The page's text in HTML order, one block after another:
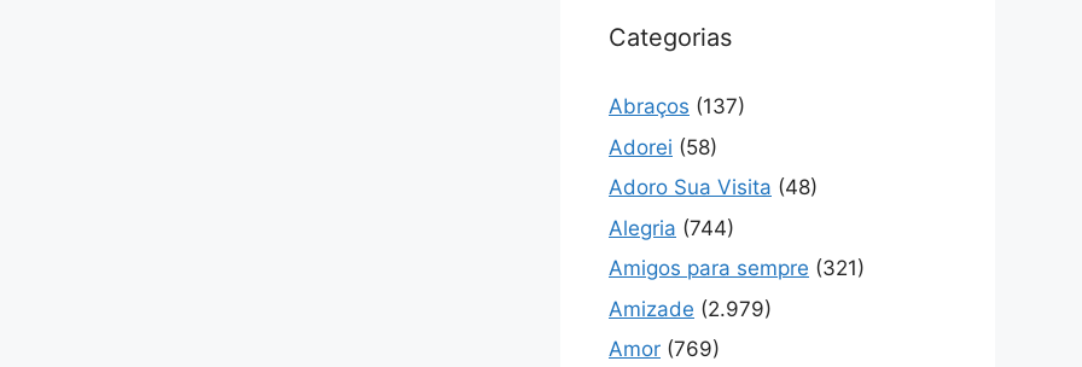
Categorias
Abraços (137)
Adorei (58)
Adoro Sua Visita (48)
Alegria (744)
Amigos para sempre (321)
Amizade (2.979)
Amor (769)